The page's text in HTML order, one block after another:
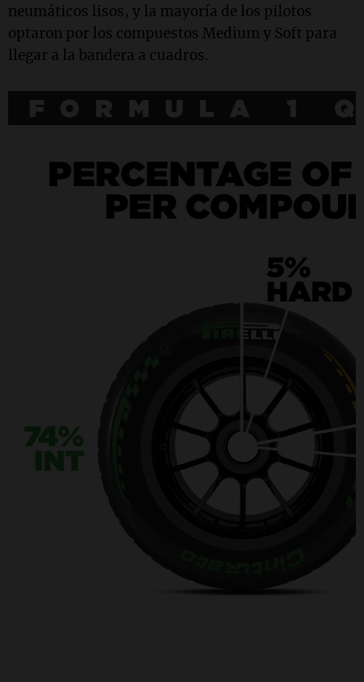
neumáticos lisos, y la mayoría de los pilotos
optaron por los compuestos Medium y Soft para
llegar a la bandera a cuadros.